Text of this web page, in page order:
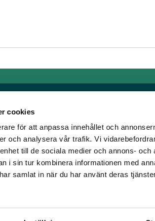
cookies
för att anpassa innehållet och
och analysera vår trafik. Vi
till de sociala medier och annons-
i sin tur kombinera informationen med
samlat in när du har använt deras
älskar trav!
vi skapat en
Länkar
Allmänna
Mobilvy